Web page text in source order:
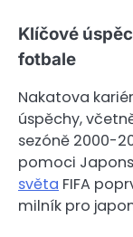
Klíčové
fotbale
Nakatova
úspěchy,
sezóně 2000-
pomoci
světa FIFA
milník pro